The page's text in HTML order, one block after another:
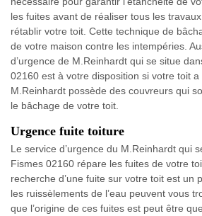
les fuites avant de réaliser tous les
rétablir votre toit. Cette technique de
de votre maison contre les intempéries.
d’urgence de M.Reinhardt qui se situe
02160 est à votre disposition si votre toit a
M.Reinhardt possède des couvreurs qui
le bâchage de votre toit.
Urgence fuite toiture
Le service d’urgence du M.Reinhardt qui
Fismes 02160 répare les fuites de votre
recherche d’une fuite sur votre toit est un
les ruissèlements de l’eau peuvent vous
que l’origine de ces fuites est peut être